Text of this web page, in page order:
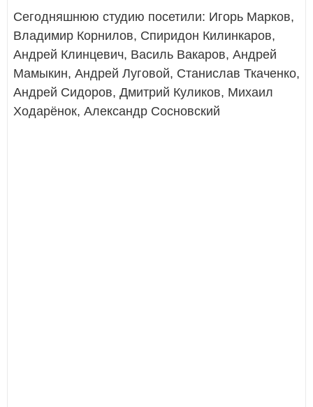
Сегодняшнюю студию посетили: Игорь Марков,
Владимир Корнилов, Спиридон Килинкаров,
Андрей Клинцевич, Василь Вакаров, Андрей
Мамыкин, Андрей Луговой, Станислав Ткаченко,
Андрей Сидоров, Дмитрий Куликов, Михаил
Ходарёнок, Александр Сосновский